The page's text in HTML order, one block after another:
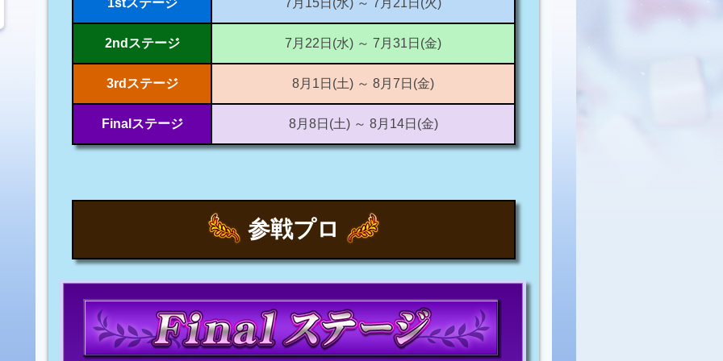
1stステージ 7月15日(水) ～ 7月21日(火)
2ndステージ 7月22日(水) ～ 7月31日(金)
3rdステージ 8月1日(土) ～ 8月7日(金)
Finalステージ 8月8日(土) ～ 8月14日(金)
参戦プロ